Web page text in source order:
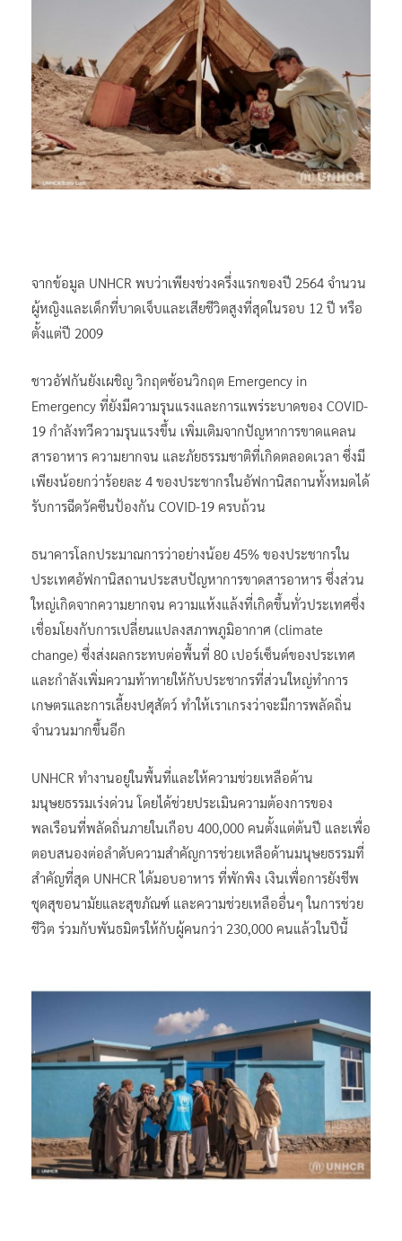
จากข้อมูล UNHCR พบว่าเพียงช่วงครึ่งแรกของปี 2564 จำนวน
ผู้หญิงและเด็กที่บาดเจ็บและเสียชีวิตสูงที่สุดในรอบ 12 ปี หรือ
ตั้งแต่ปี 2009
ชาวอัฟกันยังเผชิญ วิกฤตซ้อนวิกฤต Emergency in
Emergency ที่ยังมีความรุนแรงและการแพร่ระบาดของ COVID-
19 กำลังทวีความรุนแรงขึ้น เพิ่มเติมจากปัญหาการขาดแคลน
สารอาหาร ความยากจน และภัยธรรมชาติที่เกิดตลอดเวลา ซึ่งมี
เพียงน้อยกว่าร้อยละ 4 ของประชากรในอัฟกานิสถานทั้งหมดได้
รับการฉีดวัคซีนป้องกัน COVID-19 ครบถ้วน
ธนาคารโลกประมาณการว่าอย่างน้อย 45% ของประชากรใน
ประเทศอัฟกานิสถานประสบปัญหาการขาดสารอาหาร ซึ่งส่วน
ใหญ่เกิดจากความยากจน ความแห้งแล้งที่เกิดขึ้นทั่วประเทศซึ่ง
เชื่อมโยงกับการเปลี่ยนแปลงสภาพภูมิอากาศ (climate
change) ซึ่งส่งผลกระทบต่อพื้นที่ 80 เปอร์เซ็นต์ของประเทศ
และกำลังเพิ่มความท้าทายให้กับประชากรที่ส่วนใหญ่ทำการ
เกษตรและการเลี้ยงปศุสัตว์ ทำให้เราเกรงว่าจะมีการพลัดถิ่น
จำนวนมากขึ้นอีก
UNHCR ทำงานอยู่ในพื้นที่และให้ความช่วยเหลือด้าน
มนุษยธรรมเร่งด่วน โดยได้ช่วยประเมินความต้องการของ
พลเรือนที่พลัดถิ่นภายในเกือบ 400,000 คนตั้งแต่ต้นปี และเพื่อ
ตอบสนองต่อลำดับความสำคัญการช่วยเหลือด้านมนุษยธรรมที่
สำคัญที่สุด UNHCR ได้มอบอาหาร ที่พักพิง เงินเพื่อการยังชีพ
ชุดสุขอนามัยและสุขภัณฑ์ และความช่วยเหลืออื่นๆ ในการช่วย
ชีวิต ร่วมกับพันธมิตรให้กับผู้คนกว่า 230,000 คนแล้วในปีนี้